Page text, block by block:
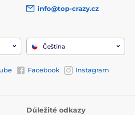
info@top-crazy.cz
Čeština
Facebook
Instagram
Důležité odkazy